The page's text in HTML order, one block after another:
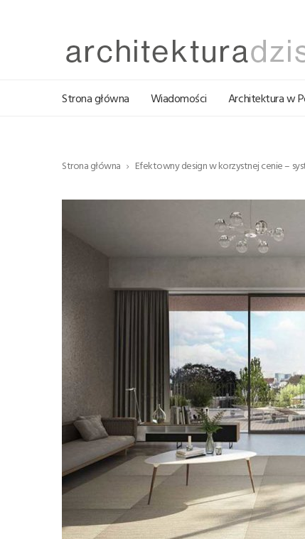
Strona główna Wiadomości Architektura w
Strona główna Efektowny design w korzystnej cenie –